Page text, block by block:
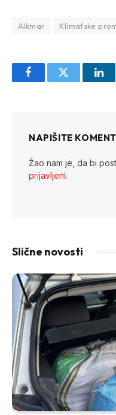
Alkmar Klimatske
FacebookTwitter
NAPIŠITE
Žao nam je, da bi
prijavljeni.
Slične novosti